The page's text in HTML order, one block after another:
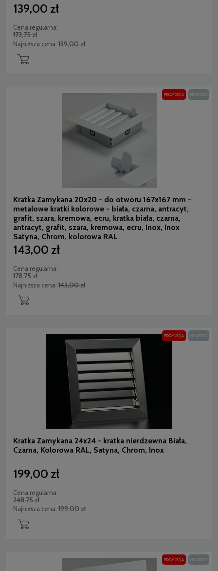
139,00 zł
Cena regularna:
173,75 zł
Najniższa cena: 139,00 zł
Kratka Zamykana 20x20 - do otworu 167x167 mm -
metalowe kratki kolorowe - biała, czarna, antracyt,
grafit, szara, kremowa, ecru, kratka biała, czarna,
antracyt, grafit, szara, kremowa, ecru, Inox, Inox
Satyna, Chrom, kolorowa RAL
143,00 zł
Cena regularna:
178,75 zł
Najniższa cena: 143,00 zł
PROMOCJA NOWOŚĆ
Kratka Zamykana 24x24 - kratka nierdzewna Biała,
Czarna, Kolorowa RAL, Satyna, Chrom, Inox
199,00 zł
Cena regularna:
248,75 zł
Najniższa cena: 199,00 zł
PROMOCJA NOWOŚĆ
PROMOCJA NOWOŚĆ